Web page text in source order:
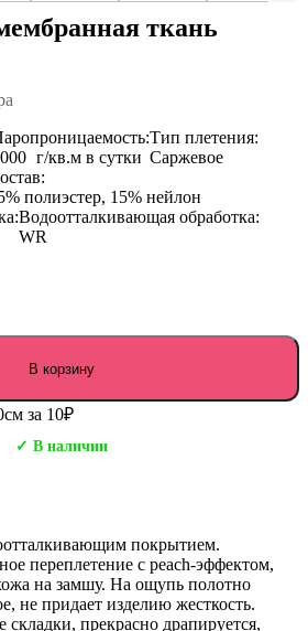
ткань
г/кв.м в сутки
Тип плетения:
Саржевое
полиэстер, 15% нейлон
Водоотталкивающая обработка:
WR
В корзину
за 10₽
✓ В наличии
покрытием.
переплетение с peach-эффектом,
на замшу. На ощупь полотно
не придает изделию жесткость.
прекрасно драпируется,